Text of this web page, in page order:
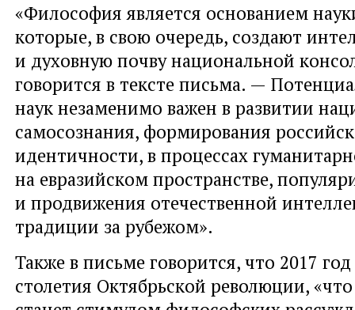
«Философия является основанием
которые, в свою очередь, создают
и духовную почву национальной
говорится в тексте письма. —
наук незаменимо важен в развитии
самосознания, формирования
идентичности, в процессах
на евразийском пространстве,
и продвижения отечественной
традиции за рубежом».
Также в письме говорится, что 2017
столетия Октябрьской революции,